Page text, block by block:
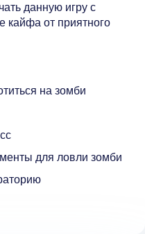
данную игру с
кайфа от приятного
на зомби
для ловли зомби